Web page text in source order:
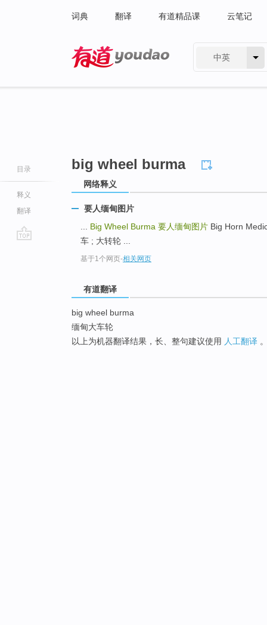
词典 翻译 有道精品课 云笔记
中英
目录
释义
翻译
big wheel burma
网络释义
要人缅甸图片
Big Wheel Burma 要人缅甸图片 Big Horn
车 ; 大转轮 ...
基于1个网页-相关网页
有道翻译
big wheel burma
缅甸大车轮
以上为机器翻译结果，长、整句建议使用 人工翻译